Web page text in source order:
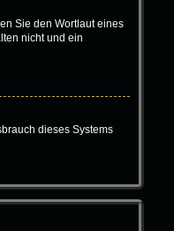
Sie den Wortlaut eines
nicht und ein
dieses Systems